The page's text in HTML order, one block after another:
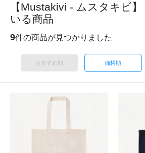
【Mustakivi - ムスタキビ
いる商品
9件の商品が見つかりました
おすすめ順 価格順